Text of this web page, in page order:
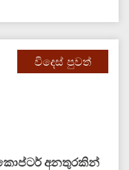
විදෙස් පුවත්
අනතුරකින්